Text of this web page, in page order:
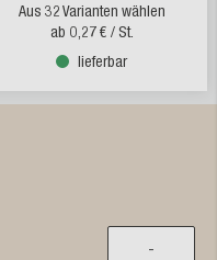
Aus 32 Varianten wählen
ab 0,27 € / St.
lieferbar